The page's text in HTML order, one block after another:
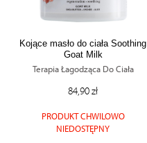
Kojące masło do ciała Soothing
Goat Milk
Terapia Łagodząca Do Ciała
84,90 zł
PRODUKT CHWILOWO
NIEDOSTĘPNY